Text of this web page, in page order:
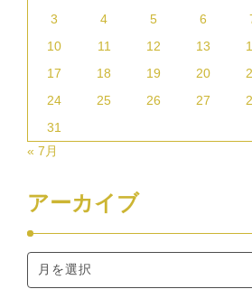
3
4 5 6
10
11 12 13
17
18 19 20
24
25 26 27
31
« 7月
アーカイブ